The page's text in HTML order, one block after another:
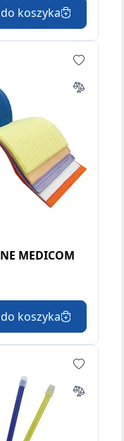
koszyka
MEDICOM
koszyka